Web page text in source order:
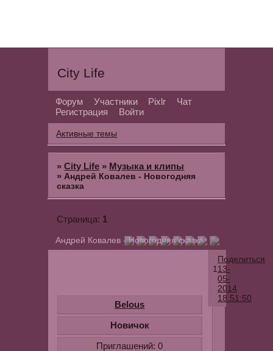
City Life
Форум Участники Pixlr
Чат
Регистрация
Войти
Активные темы
»City Life » Музыка и клипы
» Андрей Ковалев - Новогодняя
сказка
Андрей Ковалев - Новогодняя сказка
Страница: 1
Поделиться
113-
05-
2014
18:51:50
Belous
Новичок
Приглашений: 0